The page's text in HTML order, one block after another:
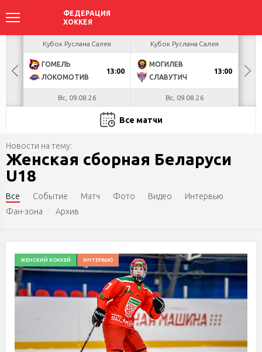
БУЛ
Кубок Руслана Салея
ГОМЕЛЬ
ЛОКОМОТИВ
13:00
Вс, 09.08.26
Кубок Руслана Салея
МОГИЛЕВ
СЛАВУТИЧ
13:00
Вс, 09.08.26
Все матчи
Женская сборная Беларуси
U18
Новости на тему:
Все Событие Матч Фото Видео
Интервью
Фан-зона
Архив
ЖЕНСКИЙ ХОККЕЙ ИНТЕРВЬЮ